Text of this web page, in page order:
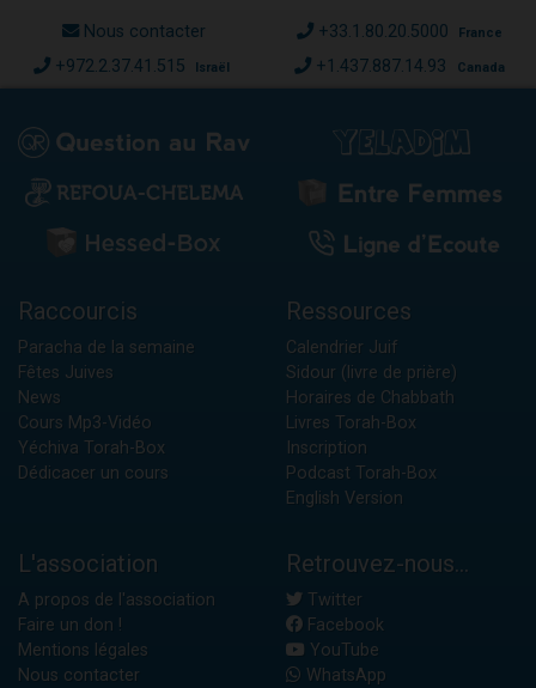
Nous contacter +33.1.80.20.5000 France
+972.2.37.41.515 Israël +1.437.887.14.93 Canada
Raccourcis
Paracha de la semaine
Fêtes Juives
News
Cours Mp3-Vidéo
Yéchiva Torah-Box
Dédicacer un cours
Ressources
Calendrier Juif
Sidour (livre de prière)
Horaires de Chabbath
Livres Torah-Box
Inscription
Podcast Torah-Box
English Version
L'association
A propos de l'association
Faire un don !
Mentions légales
Nous contacter
Retrouvez-nous...
Twitter
Facebook
YouTube
WhatsApp